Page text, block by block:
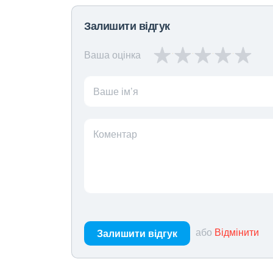
Залишити відгук
Ваша оцінка
Ваше ім’я
Коментар
Залишити відгук або Відмінити